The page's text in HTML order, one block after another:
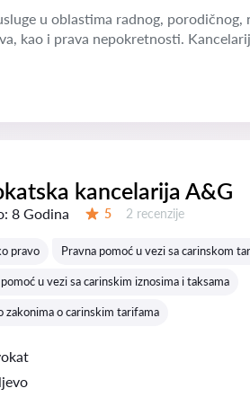
u oblastima radnog, porodičnog,
kao i prava nepokretnosti.
kancelarija A&G
8 Godina 5 Recenzija:
2 recenzije
pravo Pravna pomoć u vezi sa carinskom
u vezi sa carinskim iznosima i taksama
zakonima o carinskim tarifama